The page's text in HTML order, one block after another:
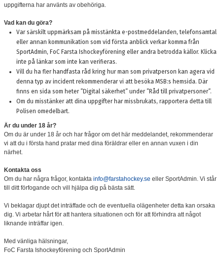
uppgifterna har använts av obehöriga.
Vad kan du göra?
Var särskilt uppmärksam på misstänkta e-postmeddelanden, telefonsamtal
eller annan kommunikation som vid första anblick verkar komma från
SportAdmin, FoC Farsta Ishockeyförening eller andra betrodda källor. Klicka
inte på länkar som inte kan verifieras.
Vill du ha fler handfasta råd kring hur man som privatperson kan agera vid
denna typ av incident rekommenderar vi att besöka MSB:s hemsida. Där
finns en sida som heter ”Digital säkerhet” under ”Råd till privatpersoner”.
Om du misstänker att dina uppgifter har missbrukats, rapportera detta till
Polisen omedelbart.
Är du under 18 år?
Om du är under 18 år och har frågor om det här meddelandet, rekommenderar
vi att du i första hand pratar med dina föräldrar eller en annan vuxen i din
närhet.
Kontakta oss
Om du har några frågor, kontakta info@farstahockey.se eller SportAdmin. Vi står
till ditt förfogande och vill hjälpa dig på bästa sätt.
Vi beklagar djupt det inträffade och de eventuella olägenheter detta kan orsaka
dig. Vi arbetar hårt för att hantera situationen och för att förhindra att något
liknande inträffar igen.
Med vänliga hälsningar,
FoC Farsta Ishockeyförening och SportAdmin